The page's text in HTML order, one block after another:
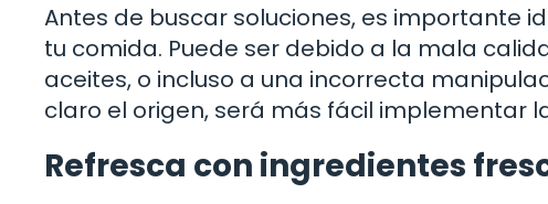
Antes de buscar soluciones, es importante
tu comida. Puede ser debido a la mala
aceites, o incluso a una incorrecta
claro el origen, será más fácil implementar
Refresca con ingredientes